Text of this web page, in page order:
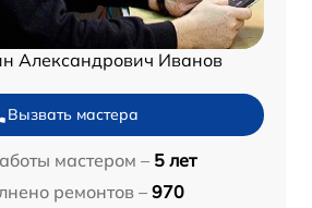
Александрович Иванов
Вызвать мастера
мастером – 5 лет
ремонтов – 970